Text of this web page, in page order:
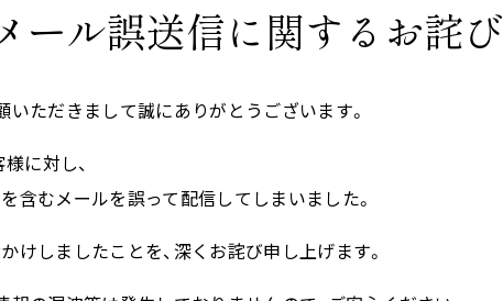
ートメント やわらかヘッドスパブラシ
白髪用）
ール誤送信に関するお詫び
いただきまして誠にありがとうございます。
に対し、
含むメールを誤って配信してしまいました。
けしましたことを、深くお詫び申し上げます。